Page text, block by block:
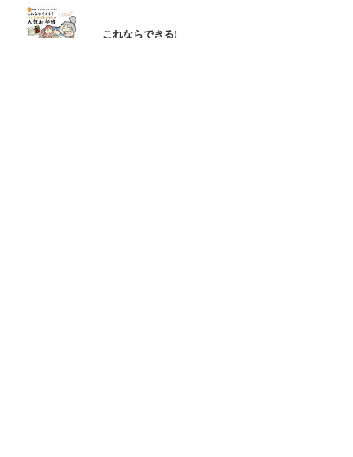
これならできる!